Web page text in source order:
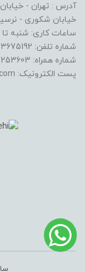
آدرس : تهران -
خیابان شکوری -
ساعات کاری: شنبه تا پنجشنبه
شماره تلفن: 33675192-021
شماره همراه: 09127253603 - 09354596691
پست الکترونیک: info@yaraqstore.com